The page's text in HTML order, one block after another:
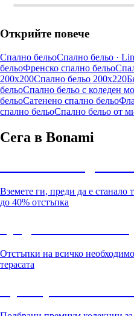
Открийте повече
Спално бельоСпално бельо ·
бельоФренско спално бельо
200x200Спално бельо 200x220
бельоСпално бельо с коледен
бельоСатенено спално бельо
спално бельоСпално бельо от
Сега в Bonami
Вземете ги, преди да е станало
до 40% отстъпка
Отстъпки на всичко
терасата